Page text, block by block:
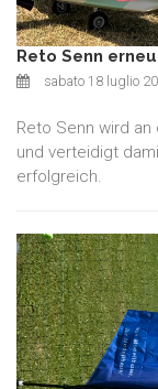
Reto Senn
sabato 18 luglio
Reto Senn wird
und verteidigt
erfolgreich.